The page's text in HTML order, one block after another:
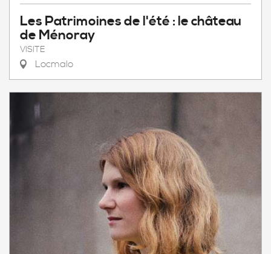
Les Patrimoines de l'été : le château
de Ménoray
VISITE
Locmalo